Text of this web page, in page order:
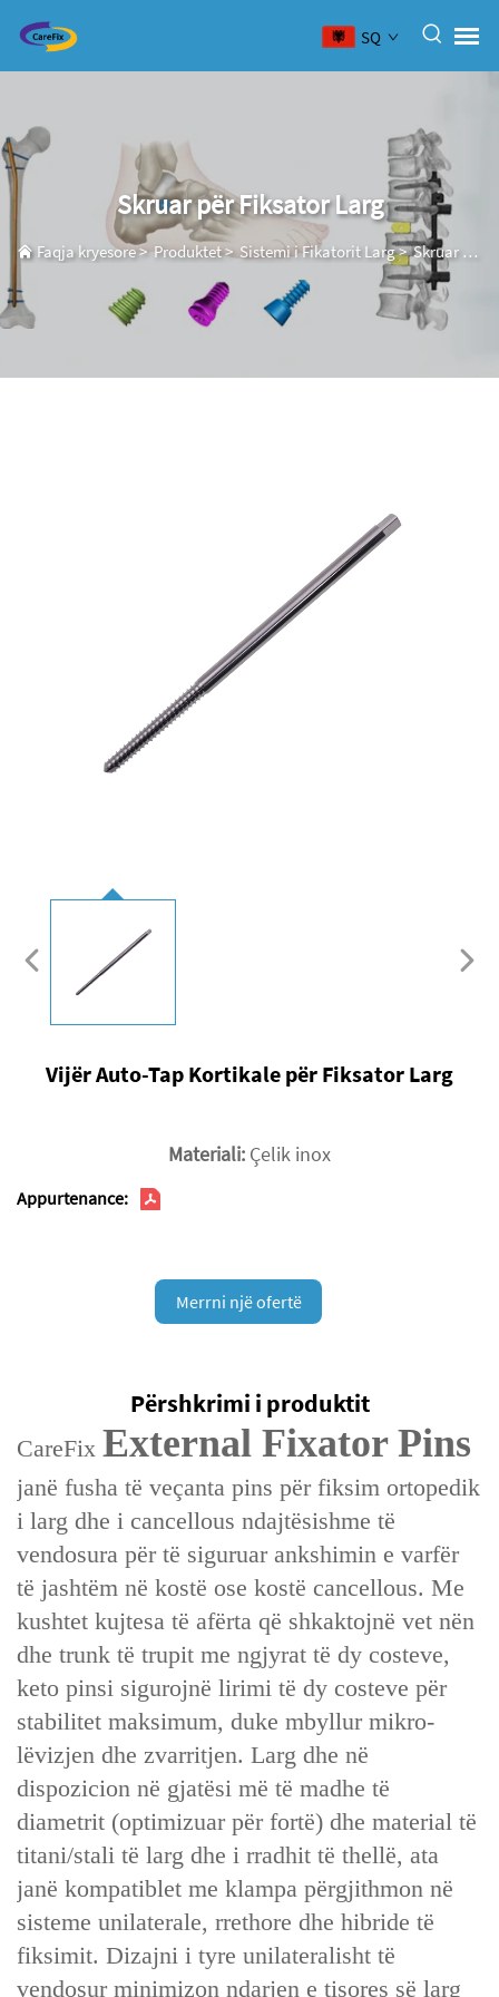
SQ
Skruar për Fiksator Larg
Faqja kryesore>Produktet> Sistemi i Fikatorit Larg>Skruar për Fiksator Larg
Vijër Auto-Tap Kortikale për Fiksator Larg
Materiali: Çelik inox
Appurtenance:
Merrni një ofertë
Përshkrimi i produktit
CareFix External Fixator Pins‌
janë fusha të veçanta ‌pins për fiksim ortopedik
i larg dhe i cancellous‌ ndajtësishme të
vendosura për të siguruar ankshimin e varfër
të jashtëm në kostë ose kostë cancellous. Me
kushtet ‌kujtesa të afërta që shkaktojnë vet nën‌
dhe ‌trunk të trupit me ngjyrat të dy costeve‌,
keto pinsi sigurojnë ‌lirimi të dy costeve‌ për
stabilitet maksimum, duke mbyllur mikro-
lëvizjen dhe zvarritjen. Larg dhe në
dispozicion në ‌gjatësi më të madhe të
diametrit‌ (optimizuar për fortë) dhe ‌material të
titani/stali të larg dhe i rradhit të thellë‌, ata
janë kompatiblet me klampa përgjithmon në
sisteme unilaterale, rrethore dhe hibride të
fiksimit. ‌Dizajni i tyre unilateralisht të
vendosur minimizon ndarjen e tisores së larg